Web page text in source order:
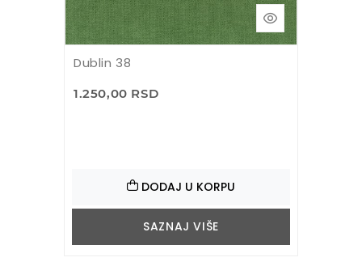
Dublin 38
1.250,00 RSD
DODAJ U KORPU
SAZNAJ VIŠE